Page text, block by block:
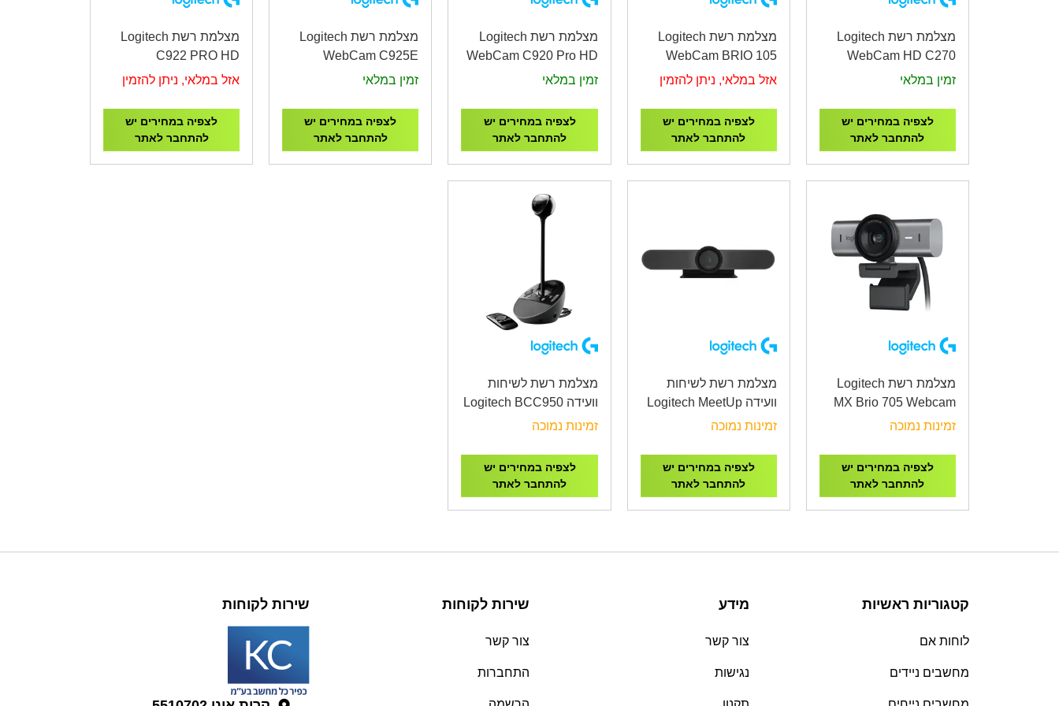
מצלמת רשת Logitech
WebCam HD C270
זמין במלאי
לצפיה במחירים יש
להתחבר לאתר
מצלמת רשת Logitech
WebCam BRIO 105
אזל במלאי, ניתן להזמין
לצפיה במחירים יש
להתחבר לאתר
מצלמת רשת Logitech
WebCam C920 Pro HD
WEBCAM
זמין במלאי
לצפיה במחירים יש
להתחבר לאתר
מצלמת רשת Logitech
WebCam C925E
BUSINESS WEBCAM
זמין במלאי
לצפיה במחירים יש
להתחבר לאתר
מצלמת רשת Logitech
C922 PRO HD
STREAM WEBCAM
אזל במלאי, ניתן להזמין
לצפיה במחירים יש
להתחבר לאתר
מצלמת רשת Logitech
MX Brio 705 Webcam
for Business
זמינות נמוכה
לצפיה במחירים יש
להתחבר לאתר
מצלמת רשת לשיחות
וועידה Logitech MeetUp
Video Conference
זמינות נמוכה
לצפיה במחירים יש
להתחבר לאתר
מצלמת רשת לשיחות
וועידה Logitech BCC950
All-In-One Webcam and
זמינות נמוכה
לצפיה במחירים יש
להתחבר לאתר
קטגוריות ראשיות
לוחות אם
מחשבים ניידים
מידע
צור קשר
נגישות
שירות לקוחות
צור קשר
התחברות
שירות לקוחות